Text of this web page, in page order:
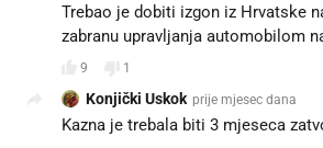
Trebao je dobiti izgon iz Hrvatske
zabranu upravljanja automobilom
9 1
Konjički Uskok prije mjesec dana
Kazna je trebala biti 3 mjeseca